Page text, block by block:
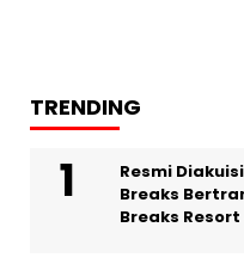
TRENDING
Resmi
Breaks
Breaks Resort